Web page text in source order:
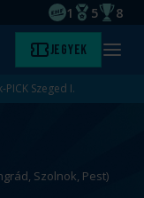
EHF
1
Magyar
5 8
Jegyek Menü
PICK Szeged I.
Szolnok, Pest)